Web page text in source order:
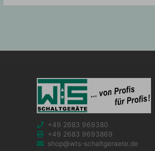
+49 2683 969380
+49 2683 9693869
shop@wts-schaltgeraete.de